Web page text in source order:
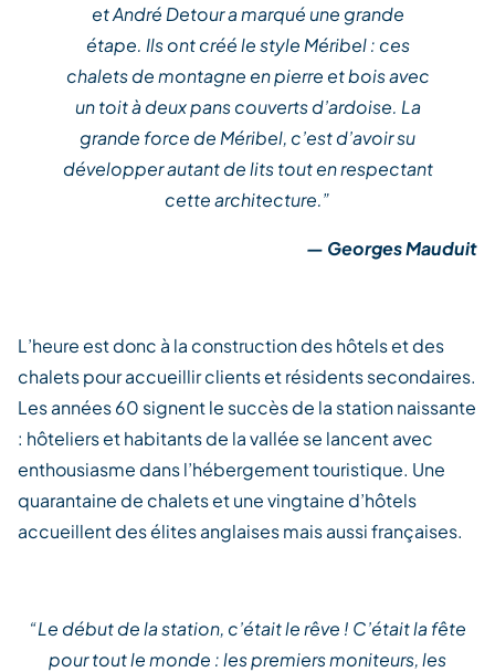
et André Detour a marqué une grande
étape. Ils ont créé le style Méribel : ces
chalets de montagne en pierre et bois avec
un toit à deux pans couverts d’ardoise. La
grande force de Méribel, c’est d’avoir su
développer autant de lits tout en respectant
cette architecture.”
— Georges Mauduit
L’heure est donc à la construction des hôtels et des
chalets pour accueillir clients et résidents secondaires.
Les années 60 signent le succès de la station naissante
: hôteliers et habitants de la vallée se lancent avec
enthousiasme dans l’hébergement touristique. Une
quarantaine de chalets et une vingtaine d’hôtels
accueillent des élites anglaises mais aussi françaises.
“Le début de la station, c’était le rêve ! C’était la fête
pour tout le monde : les premiers moniteurs, les